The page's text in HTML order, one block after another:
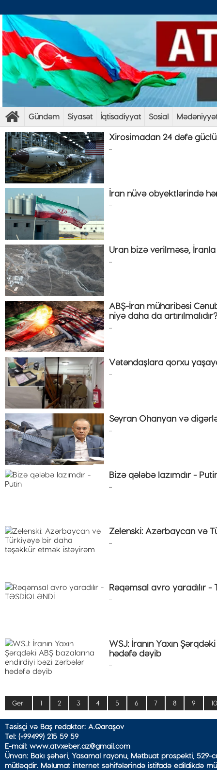
Gündəm Siyasət İqtisadiyyat Sosial
Xirosimadan 24 dəfə
İran nüvə obyektlərində
Uran bizə verilməsə,
ABŞ-İran müharibəsi
niyə daha da artırılmalıdır?
Vətəndaşlara qorxu
Seyran Ohanyan və
Bizə qələbə lazımdır -
Zelenski: Azərbaycan və
Rəqəmsal avro yaradılır -
WSJ: İranın Yaxın
hədəfə dəyib
Geri 1 2 3 4 5 6 7 8 9 10
Təsisçi və Baş redaktor: A.Qaraşov
Tel: (+99499) 215 59 59
E-mail: www.atvxeber.az@gmail.com
Ünvan: Bakı şəhəri, Yasamal rayonu, Mətbuat prospekti,
mütləqdir. Məlumat internet səhifələrində istifadə edildikdə